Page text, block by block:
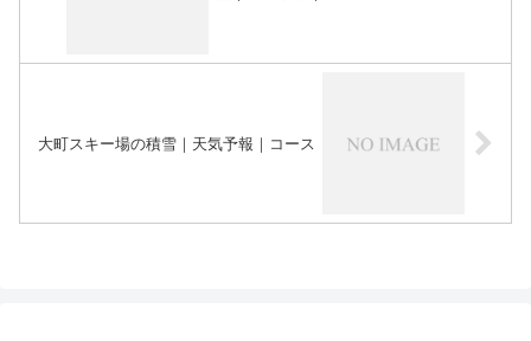
大町スキー場の積雪｜天気予報｜コース